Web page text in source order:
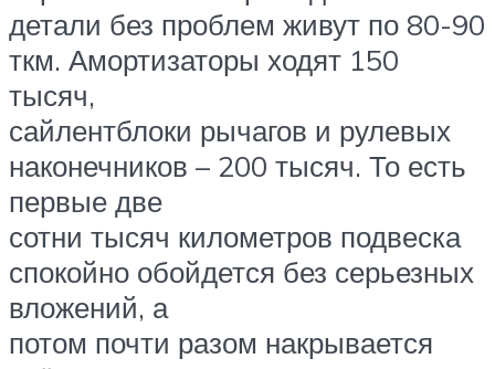
детали без проблем живут по 80-90
ткм. Амортизаторы ходят 150
тысяч,
сайлентблоки рычагов и рулевых
наконечников – 200 тысяч. То есть
первые две
сотни тысяч километров подвеска
спокойно обойдется без серьезных
вложений, а
потом почти разом накрывается